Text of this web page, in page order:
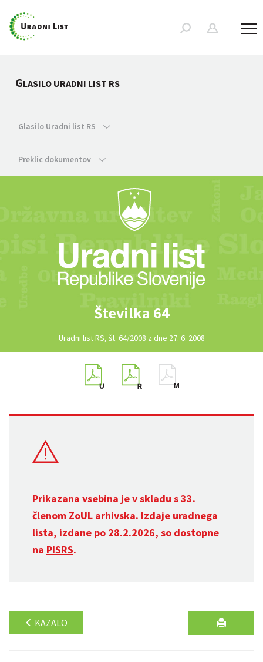
GLASILO URADNI LIST RS
Glasilo Uradni list RS
Preklic dokumentov
Številka 64
Uradni list RS, št. 64/2008 z dne 27. 6. 2008
Prikazana vsebina je v skladu s 33.
členom ZoUL arhivska. Izdaje uradnega
lista, izdane po 28.2.2026, so dostopne
na PISRS.
KAZALO